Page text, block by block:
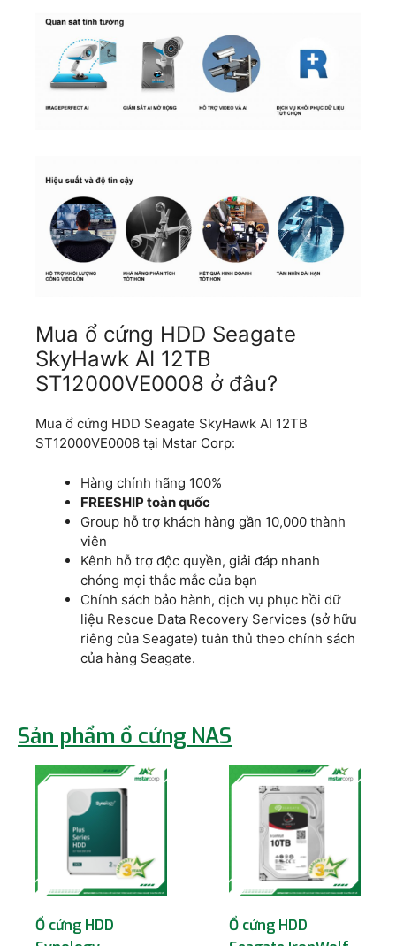
Mua ổ cứng HDD Seagate
SkyHawk AI 12TB
ST12000VE0008 ở đâu?
Mua ổ cứng HDD Seagate SkyHawk AI 12TB
ST12000VE0008 tại Mstar Corp:
Hàng chính hãng 100%
FREESHIP toàn quốc
Group hỗ trợ khách hàng gần 10,000 thành
viên
Kênh hỗ trợ độc quyền, giải đáp nhanh
chóng mọi thắc mắc của bạn
Chính sách bảo hành, dịch vụ phục hồi dữ
liệu Rescue Data Recovery Services (sở hữu
riêng của Seagate) tuân thủ theo chính sách
của hàng Seagate.
Sản phẩm ổ cứng NAS
Ổ cứng HDD
Ổ cứng HDD